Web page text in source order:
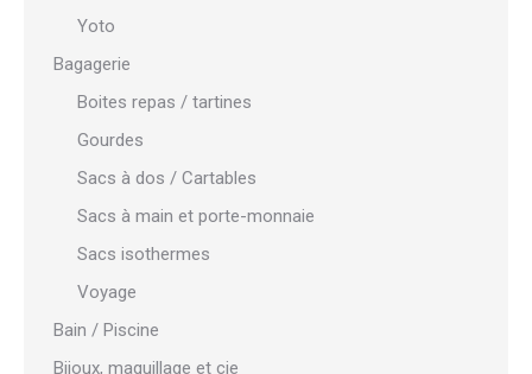
Yoto
Bagagerie
Boites repas / tartines
Gourdes
Sacs à dos / Cartables
Sacs à main et porte-monnaie
Sacs isothermes
Voyage
Bain / Piscine
Bijoux, maquillage et cie